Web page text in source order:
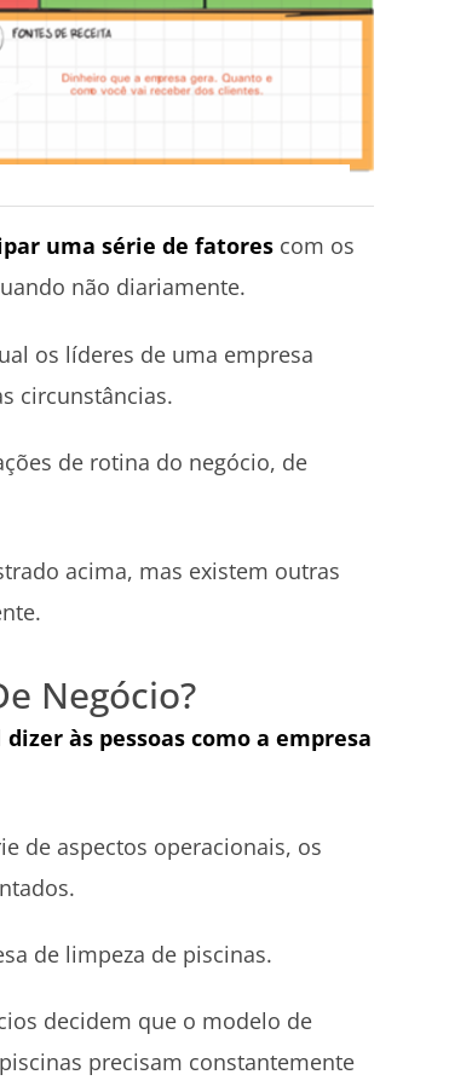
uma série de fatores com os
não diariamente.
os líderes de uma empresa
circunstâncias.
de rotina do negócio, de
acima, mas existem outras
Negócio?
dizer às pessoas como a empresa
de aspectos operacionais, os
de limpeza de piscinas.
decidem que o modelo de
precisam constantemente